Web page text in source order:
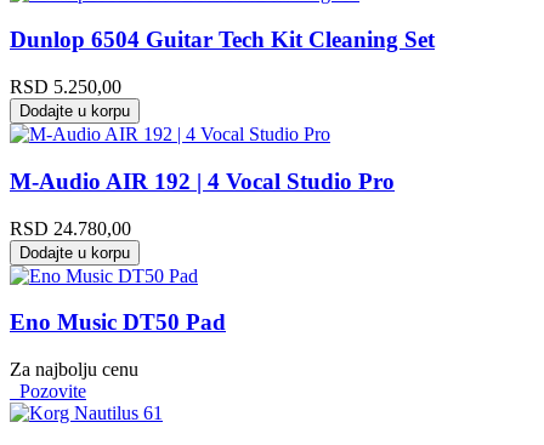
Dunlop 6504 Guitar Tech Kit Cleaning Set
RSD 5.250,00
Dodajte u korpu
M-Audio AIR 192 | 4 Vocal Studio Pro
RSD 24.780,00
Dodajte u korpu
Eno Music DT50 Pad
Za najbolju cenu
Pozovite